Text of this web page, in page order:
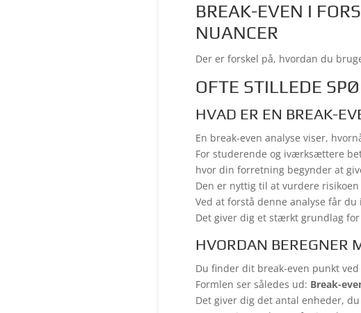
BREAK-EVEN I
NUANCER
Der er forskel på, hvordan du
OFTE STILLEDE
HVAD ER EN BREAK-
En break-even analyse viser,
For studerende og iværksættere
hvor din forretning begynder at
Den er nyttig til at vurdere
Ved at forstå denne analyse får
Det giver dig et stærkt grundlag
HVORDAN BEREGNER
Du finder dit break-even punkt
Formlen ser således ud: Break-
Det giver dig det antal enheder,